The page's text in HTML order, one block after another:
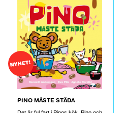
NYHET!
PINO MÅSTE STÄDA